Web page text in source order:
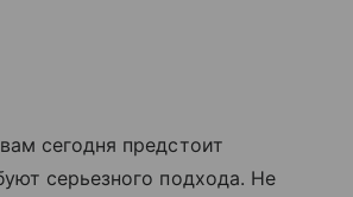
сегодня предстоит
серьезного подхода. Не